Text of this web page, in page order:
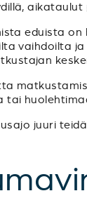
eduista
vaihdoilta
tai
juuri